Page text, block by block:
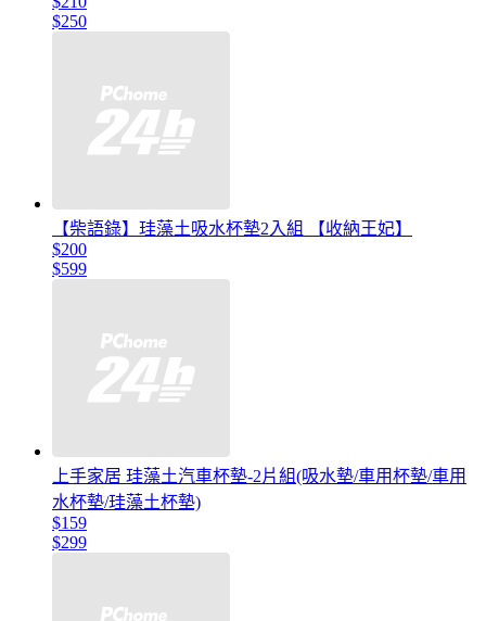
$250
【柴語錄】珪藻土吸水杯墊2入組 【收納王妃】
$200
$599
上手家居 珪藻土汽車杯墊-2片組(吸水墊/車用杯墊/車用
水杯墊/珪藻土杯墊)
$159
$299